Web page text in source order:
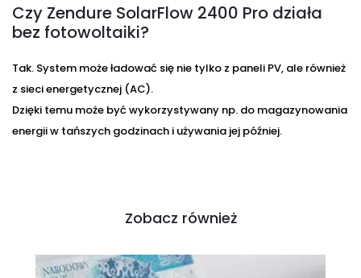
Czy Zendure SolarFlow 2400 Pro działa
bez fotowoltaiki?
Tak. System może ładować się nie tylko z paneli PV, ale również
z sieci energetycznej (AC).
Dzięki temu może być wykorzystywany np. do magazynowania
energii w tańszych godzinach i używania jej później.
Zobacz również